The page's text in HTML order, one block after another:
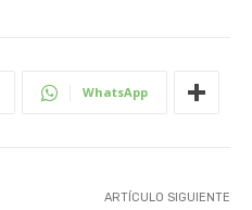
WhatsApp
ARTÍCULO SIGUIENTE